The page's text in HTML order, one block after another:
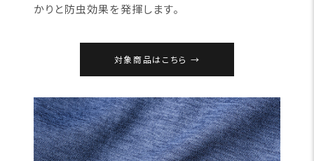
かりと防虫効果を発揮します。
対象商品はこちら